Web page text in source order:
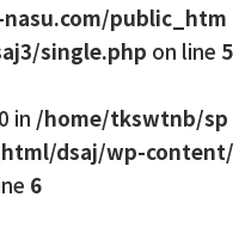
public_htm
single.php on line 5
in /home/tkswtnb/sp
dsaj/wp-content/
6